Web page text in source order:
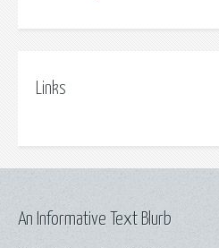
Links
An Informative Text Blurb